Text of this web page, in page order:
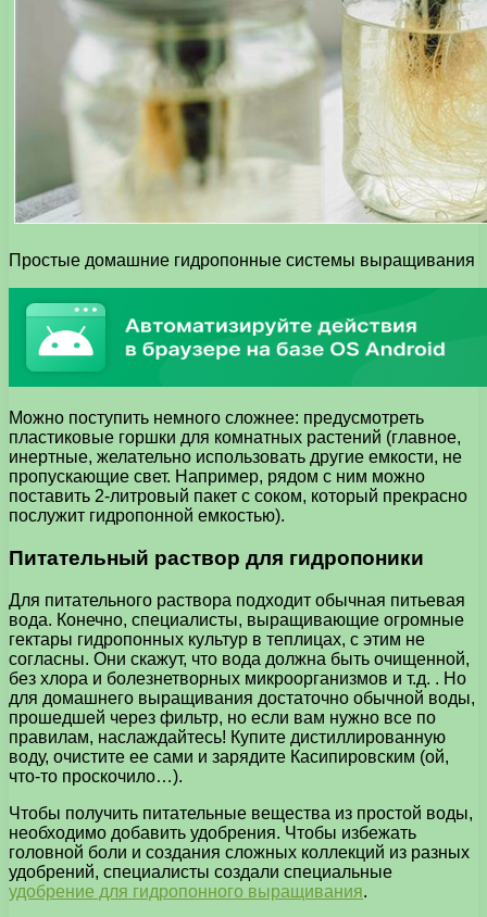
Простые домашние гидропонные системы выращивания
Можно поступить немного сложнее: предусмотреть
пластиковые горшки для комнатных растений (главное,
инертные, желательно использовать другие емкости, не
пропускающие свет. Например, рядом с ним можно
поставить 2-литровый пакет с соком, который прекрасно
послужит гидропонной емкостью).
Питательный раствор для гидропоники
Для питательного раствора подходит обычная питьевая
вода. Конечно, специалисты, выращивающие огромные
гектары гидропонных культур в теплицах, с этим не
согласны. Они скажут, что вода должна быть очищенной,
без хлора и болезнетворных микроорганизмов и т.д. . Но
для домашнего выращивания достаточно обычной воды,
прошедшей через фильтр, но если вам нужно все по
правилам, наслаждайтесь! Купите дистиллированную
воду, очистите ее сами и зарядите Касипировским (ой,
что-то проскочило…).
Чтобы получить питательные вещества из простой воды,
необходимо добавить удобрения. Чтобы избежать
головной боли и создания сложных коллекций из разных
удобрений, специалисты создали специальные
удобрение для гидропонного выращивания.